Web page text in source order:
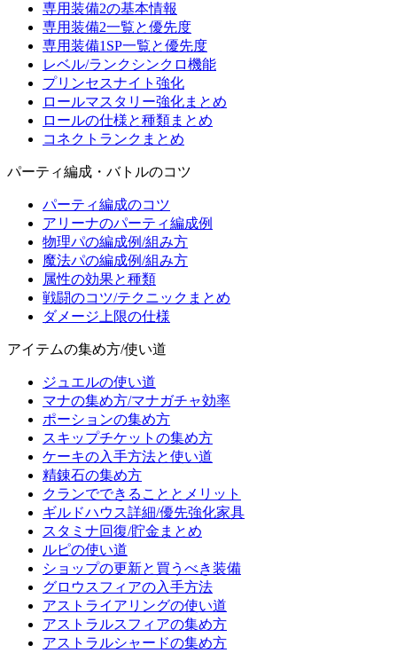
専用装備2の基本情報
専用装備2一覧と優先度
専用装備1SP一覧と優先度
レベル/ランクシンクロ機能
プリンセスナイト強化
ロールマスタリー強化まとめ
ロールの仕様と種類まとめ
コネクトランクまとめ
パーティ編成・バトルのコツ
パーティ編成のコツ
アリーナのパーティ編成例
物理パの編成例/組み方
魔法パの編成例/組み方
属性の効果と種類
戦闘のコツ/テクニックまとめ
ダメージ上限の仕様
アイテムの集め方/使い道
ジュエルの使い道
マナの集め方/マナガチャ効率
ポーションの集め方
スキップチケットの集め方
ケーキの入手方法と使い道
精錬石の集め方
クランでできることとメリット
ギルドハウス詳細/優先強化家具
スタミナ回復/貯金まとめ
ルピの使い道
ショップの更新と買うべき装備
グロウスフィアの入手方法
アストライアリングの使い道
アストラルスフィアの集め方
アストラルシャードの集め方